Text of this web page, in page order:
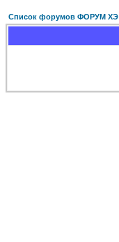
Список форумов ФОРУМ ХЭ